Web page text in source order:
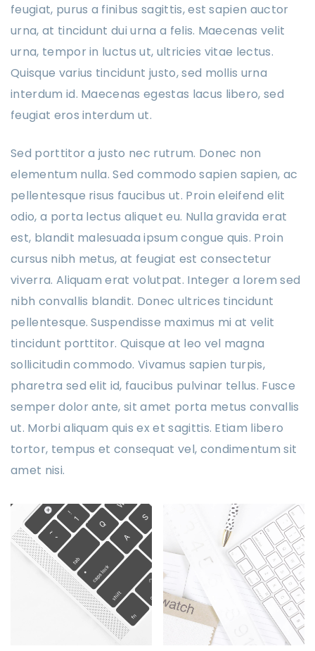
feugiat, purus a finibus sagittis, est sapien auctor
urna, at tincidunt dui urna a felis. Maecenas velit
urna, tempor in luctus ut, ultricies vitae lectus.
Quisque varius tincidunt justo, sed mollis urna
interdum id. Maecenas egestas lacus libero, sed
feugiat eros interdum ut.
Sed porttitor a justo nec rutrum. Donec non
elementum nulla. Sed commodo sapien sapien, ac
pellentesque risus faucibus ut. Proin eleifend elit
odio, a porta lectus aliquet eu. Nulla gravida erat
est, blandit malesuada ipsum congue quis. Proin
cursus nibh metus, at feugiat est consectetur
viverra. Aliquam erat volutpat. Integer a lorem sed
nibh convallis blandit. Donec ultrices tincidunt
pellentesque. Suspendisse maximus mi at velit
tincidunt porttitor. Quisque at leo vel magna
sollicitudin commodo. Vivamus sapien turpis,
pharetra sed elit id, faucibus pulvinar tellus. Fusce
semper dolor ante, sit amet porta metus convallis
ut. Morbi aliquam quis ex et sagittis. Etiam libero
tortor, tempus et consequat vel, condimentum sit
amet nisi.